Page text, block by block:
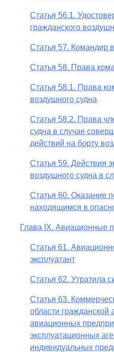
Статья 56.1.
гражданского
Статья 57. Командир
Статья 58. Права
Статья 58.1. Права
воздушного судна
Статья 58.2. Права
судна в случае
действий на борту
Статья 59. Действия
воздушного судна в
Статья 60. Оказание
находящимся в
Глава IX. Авиационные
Статья 61.
эксплуатант
Статья 62. Утратила
Статья 63.
области гражданской
авиационных
эксплуатационных
индивидуальных